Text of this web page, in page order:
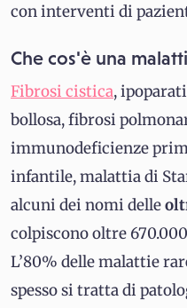
con interventi di
Che cos'è una
Fibrosi cistica,
bollosa, fibrosi
immunodeficienze
infantile, malattia di
alcuni dei nomi delle
colpiscono oltre
L’80% delle malattie
spesso si tratta di